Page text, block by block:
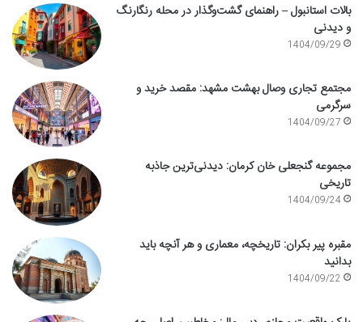
بالات استانبول – راهنمای گشت‌وگذار در محله رنگارنگ
و دیدنی
1404/09/29
مجتمع تجاری وصال بهشت مشهد: مقصد خرید و
سرگرمی
1404/09/27
مجموعه گنجعلی خان کرمان: دیدنی‌ترین جاذبه
تاریخی
1404/09/24
مقبره پیر بکران: تاریخچه، معماری و هر آنچه باید
بدانید
1404/09/22